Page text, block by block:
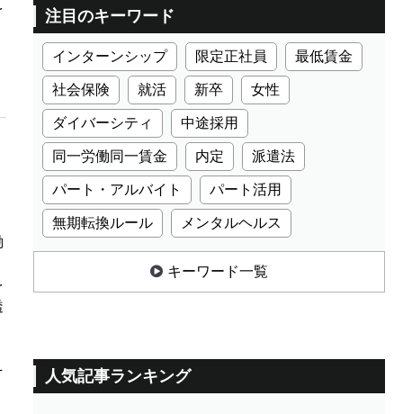
注目のキーワード
インターンシップ 限定正社員 最低賃金
社会保険 就活 新卒 女性
ダイバーシティ 中途採用
同一労働同一賃金 内定 派遣法
パート・アルバイト パート活用
無期転換ルール メンタルヘルス
キーワード一覧
人気記事ランキング